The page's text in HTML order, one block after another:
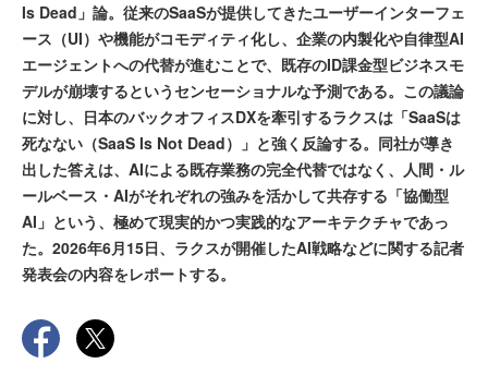
Is Dead」論。従来のSaaSが提供してきたユーザーインターフェ
ース（UI）や機能がコモディティ化し、企業の内製化や自律型AI
エージェントへの代替が進むことで、既存のID課金型ビジネスモ
デルが崩壊するというセンセーショナルな予測である。この議論
に対し、日本のバックオフィスDXを牽引するラクスは「SaaSは
死なない（SaaS Is Not Dead）」と強く反論する。同社が導き
出した答えは、AIによる既存業務の完全代替ではなく、人間・ル
ールベース・AIがそれぞれの強みを活かして共存する「協働型
AI」という、極めて現実的かつ実践的なアーキテクチャであっ
た。2026年6月15日、ラクスが開催したAI戦略などに関する記者
発表会の内容をレポートする。